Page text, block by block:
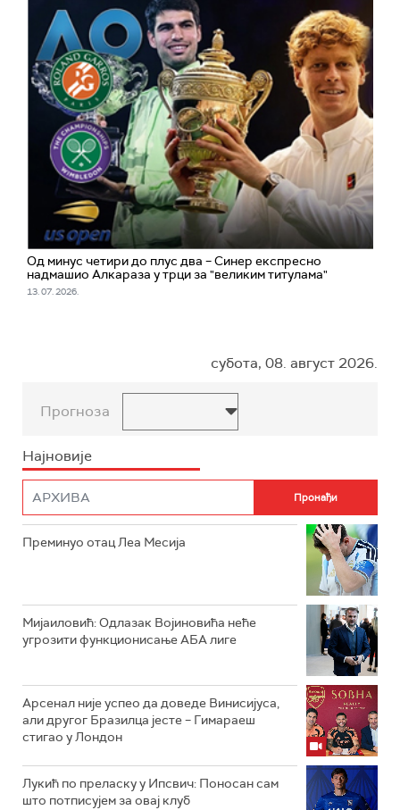
Од минус четири до плус два – Синер експресно
надмашио Алкараза у трци за "великим титулама"
13. 07. 2026.
субота, 08. август 2026.
Прогноза
Најновије
Преминуо отац Леа Месија
Мијаиловић: Одлазак Војиновића неће
угрозити функционисање АБА лиге
Арсенал није успео да доведе Винисијуса,
али другог Бразилца јесте – Гимараеш
стигао у Лондон
Лукић по преласку у Ипсвич: Поносан сам
што потписујем за овај клуб